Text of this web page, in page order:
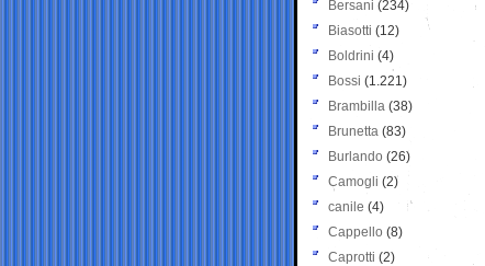
Bersani (234)
Biasotti (12)
Boldrini (4)
Bossi (1.221)
Brambilla (38)
Brunetta (83)
Burlando (26)
Camogli (2)
canile (4)
Cappello (8)
Caprotti (2)